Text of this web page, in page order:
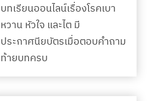
บทเรียนออนไลน์เรื่องโรคเบา
หวาน หัวใจ และไต มี
ประกาศนียบัตรเมื่อตอบคำถาม
ท้ายบทครบ